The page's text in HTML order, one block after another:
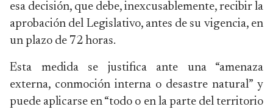
esa decisión, que debe, inexcusablemente, recibir la
aprobación del Legislativo, antes de su vigencia, en
un plazo de 72 horas.
Esta medida se justifica ante una “amenaza
externa, conmoción interna o desastre natural” y
puede aplicarse en “todo o en la parte del territorio